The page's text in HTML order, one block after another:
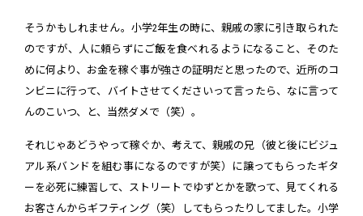
そうかもしれません。小学2年生の時に、親戚の家に引き取られた
のですが、人に頼らずにご飯を食べれるようになること、そのた
めに何より、お金を稼ぐ事が強さの証明だと思ったので、近所のコ
ンビニに行って、バイトさせてくださいって言ったら、なに言って
んのこいつ、と、当然ダメで（笑）。
それじゃあどうやって稼ぐか、考えて、親戚の兄（彼と後にビジュ
アル系バンドを組む事になるのですが笑）に譲ってもらったギタ
ーを必死に練習して、ストリートでゆずとかを歌って、見てくれる
お客さんからギフティング（笑）してもらったりしてました。小学